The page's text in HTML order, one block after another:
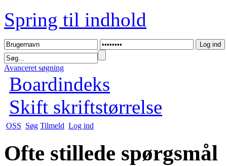
Spring til indhold
Avanceret søgning
Boardindeks
Skift skriftstørrelse
OSS Søg Tilmeld Log ind
Ofte stillede spørgsmål